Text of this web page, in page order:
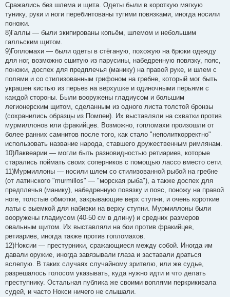
Сражались без шлема и щита. Одеты были в короткую мягкую
тунику, руки и ноги перебинтованы тугими повязками, иногда носили
поножи.
8)Галлы — были экипированы копьём, шлемом и небольшим
галльским щитом.
9)Гопломахи — были одеты в стёганую, похожую на брюки одежду
для ног, возможно сшитую из парусины, набедренную повязку, пояс,
поножи, доспех для предплечья (манику) на правой руке, и шлем с
полями и со стилизованным грифоном на гребне, который мог быть
украшен кистью из перьев на верхушке и одиночными перьями с
каждой стороны. Были вооружены гладиусом и большим
легионерским щитом, сделанным из одного листа толстой бронзы
(сохранились образцы из Помпеи). Их выставляли на схватки против
мурмиллонов или фракийцев. Возможно, гопломахи произошли от
более ранних самнитов после того, как стало "неполиткорректно"
использовать название народа, ставшего дружественным римлянам.
10)Лаквеарии — могли быть разновидностью ретиариев, которые
старались поймать своих соперников с помощью лассо вместо сети.
11)Мурмиллоны — носили шлем со стилизованной рыбой на гребне
(от латинского "murmillos" — "морская рыба"), а также доспех для
предплечья (манику), набедренную повязку и пояс, поножу на правой
ноге, толстые обмотки, закрывающие верх ступни, и очень короткие
латы с выемкой для набивки на верху ступни. Мурмиллоны были
вооружены гладиусом (40-50 см в длину) и средних размеров
овальным щитом. Их выставляли на бои против фракийцев,
ретиариев, иногда также против гопломахов.
12)Ноксии — престурники, сражающиеся между собой. Иногда им
давали оружие, иногда завязывали глаза и заставали драться
вслепую. В таких случаях случайному зрителю, или же судье,
разрешалось голосом указывать, куда нужно идти и что делать
преступнику. Остальная публика же своими воплями перкрикивала
судей, и часто Нокси ничего не слышали.